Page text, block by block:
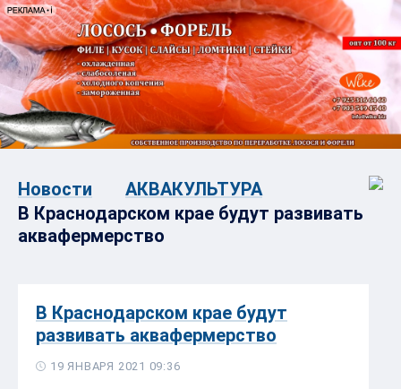
Новости
АКВАКУЛЬТУРА
В Краснодарском крае будут развивать
аквафермерство
В Краснодарском крае будут
развивать аквафермерство
19 ЯНВАРЯ 2021 09:36